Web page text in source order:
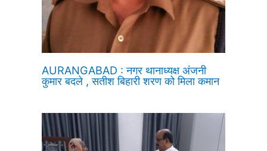
AURANGABAD : नगर थानाध्यक्ष अंजनी
कुमार बदले , सतीश बिहारी शरण को मिला कमान